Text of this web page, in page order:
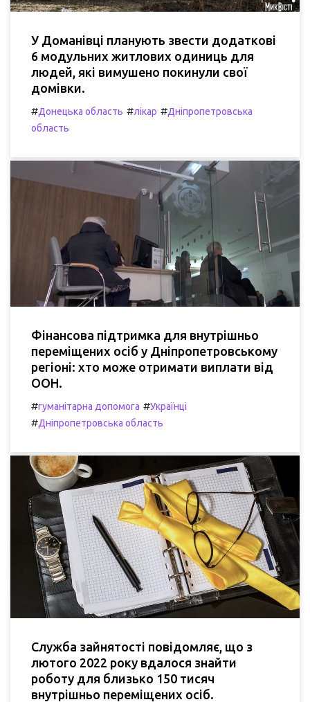
У Доманівці планують звести додаткові
6 модульних житлових одиниць для
людей, які вимушено покинули свої
домівки.
#Донецька область #лікар #Дніпропетровська
область
Фінансова підтримка для внутрішньо
переміщених осіб у Дніпропетровському
регіоні: хто може отримати виплати від
ООН.
#гуманітарна допомога #Українці
#Дніпропетровська область
Служба зайнятості повідомляє, що з
лютого 2022 року вдалося знайти
роботу для близько 150 тисяч
внутрішньо переміщених осіб.